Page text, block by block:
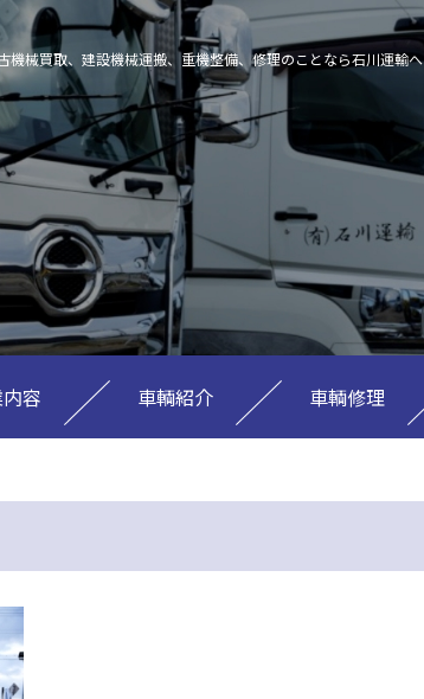
機械買取、建設機械運搬、重機整備、修理のことなら石川運輸へ
容 車輌紹介 車輌修理